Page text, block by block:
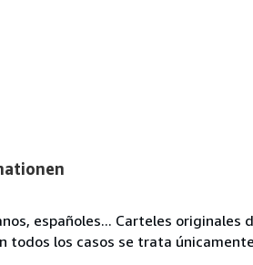
españoles... Carteles
los casos se trata